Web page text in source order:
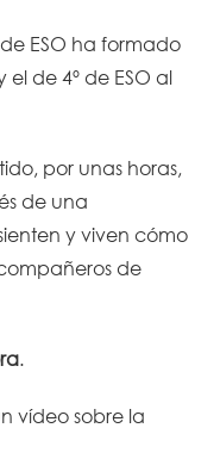
ESO ha formado
de 4º de ESO al
por unas horas,
de una
y viven cómo
de
.
vídeo sobre la